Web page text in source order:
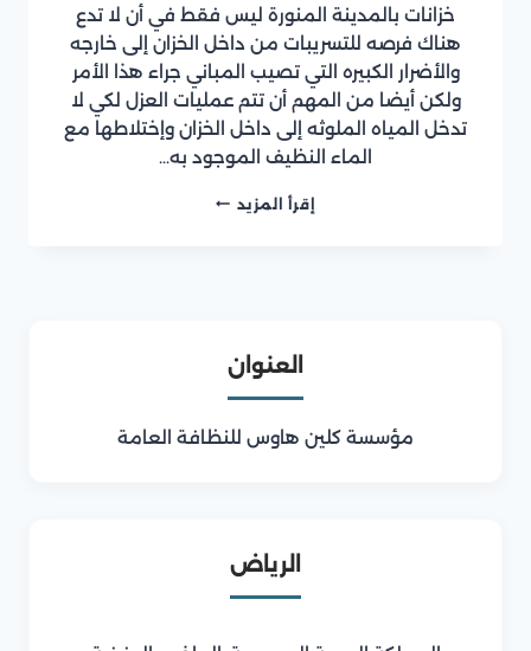
خزانات بالمدينة المنورة ليس فقط في أن لا تدع
هناك فرصه للتسريبات من داخل الخزان إلى خارجه
والأضرار الكبيره التي تصيب المباني جراء هذا الأمر
ولكن أيضا من المهم أن تتم عمليات العزل لكي لا
تدخل المياه الملوثه إلى داخل الخزان وإختلاطها مع
الماء النظيف الموجود به…
إقرأ المزيد شركة
العنوان
مؤسسة كلين هاوس للنظافة العامة
الرياض